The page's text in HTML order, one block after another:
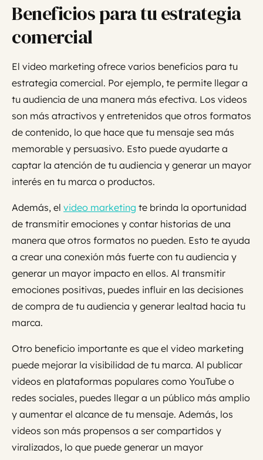
Beneficios para tu estrategia
comercial
El video marketing ofrece varios beneficios para tu
estrategia comercial. Por ejemplo, te permite llegar a
tu audiencia de una manera más efectiva. Los videos
son más atractivos y entretenidos que otros formatos
de contenido, lo que hace que tu mensaje sea más
memorable y persuasivo. Esto puede ayudarte a
captar la atención de tu audiencia y generar un mayor
interés en tu marca o productos.
Además, el video marketing te brinda la oportunidad
de transmitir emociones y contar historias de una
manera que otros formatos no pueden. Esto te ayuda
a crear una conexión más fuerte con tu audiencia y
generar un mayor impacto en ellos. Al transmitir
emociones positivas, puedes influir en las decisiones
de compra de tu audiencia y generar lealtad hacia tu
marca.
Otro beneficio importante es que el video marketing
puede mejorar la visibilidad de tu marca. Al publicar
videos en plataformas populares como YouTube o
redes sociales, puedes llegar a un público más amplio
y aumentar el alcance de tu mensaje. Además, los
videos son más propensos a ser compartidos y
viralizados, lo que puede generar un mayor